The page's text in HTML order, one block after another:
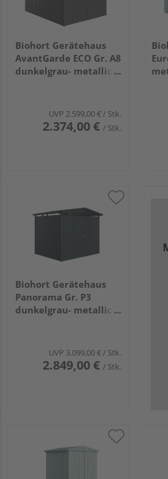
Biohort Gerätehaus
AvantGarde ECO Gr. A8
dunkelgrau- metallic
UVP 2.599,00 €/ Stk.
2.374,00 € / Stk.
Biohort Gerätehaus
Panorama Gr. P3
dunkelgrau- metallic
UVP 3.099,00 €/ Stk.
2.849,00 € / Stk.